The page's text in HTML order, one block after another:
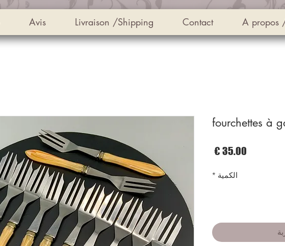
Avis Livraison /Shipping Contact A propos
السعر
الكمية *